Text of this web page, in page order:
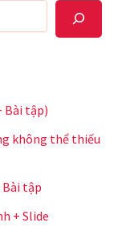
Bài tập)
không thể thiếu
tập
+ Slide